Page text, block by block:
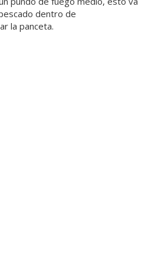
dentro de
la panceta.